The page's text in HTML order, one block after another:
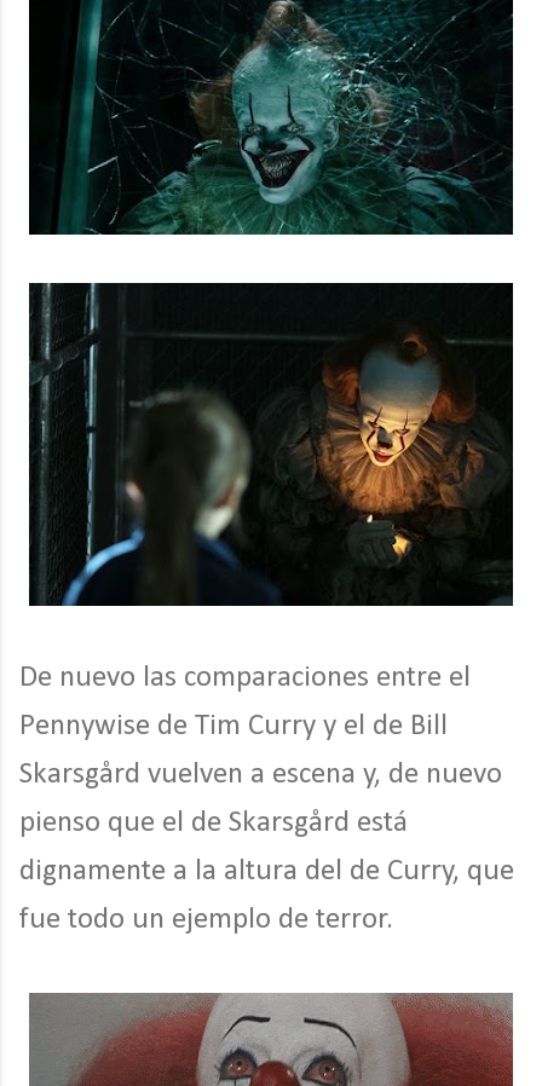
De nuevo las comparaciones entre el
Pennywise de Tim Curry y el de Bill
Skarsgård vuelven a escena y, de nuevo
pienso que el de Skarsgård está
dignamente a la altura del de Curry, que
fue todo un ejemplo de terror.